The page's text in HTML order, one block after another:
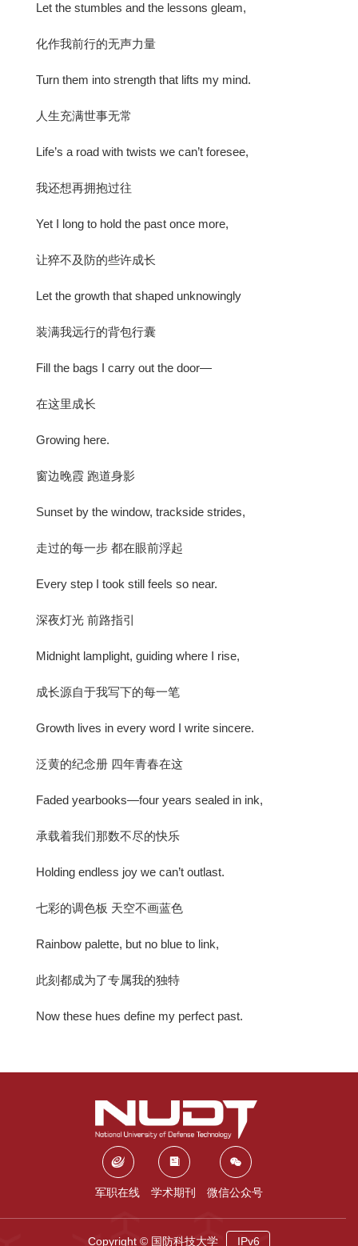
Let the stumbles and the lessons gleam,
化作我前行的无声力量
Turn them into strength that lifts my mind.
人生充满世事无常
Life’s a road with twists we can’t foresee,
我还想再拥抱过往
Yet I long to hold the past once more,
让猝不及防的些许成长
Let the growth that shaped unknowingly
装满我远行的背包行囊
Fill the bags I carry out the door—
在这里成长
Growing here.
窗边晚霞 跑道身影
Sunset by the window, trackside strides,
走过的每一步 都在眼前浮起
Every step I took still feels so near.
深夜灯光 前路指引
Midnight lamplight, guiding where I rise,
成长源自于我写下的每一笔
Growth lives in every word I write sincere.
泛黄的纪念册 四年青春在这
Faded yearbooks—four years sealed in ink,
承载着我们那数不尽的快乐
Holding endless joy we can’t outlast.
七彩的调色板 天空不画蓝色
Rainbow palette, but no blue to link,
此刻都成为了专属我的独特
Now these hues define my perfect past.
军职在线 学术期刊 微信公众号
Copyright © 国防科技大学 IPv6